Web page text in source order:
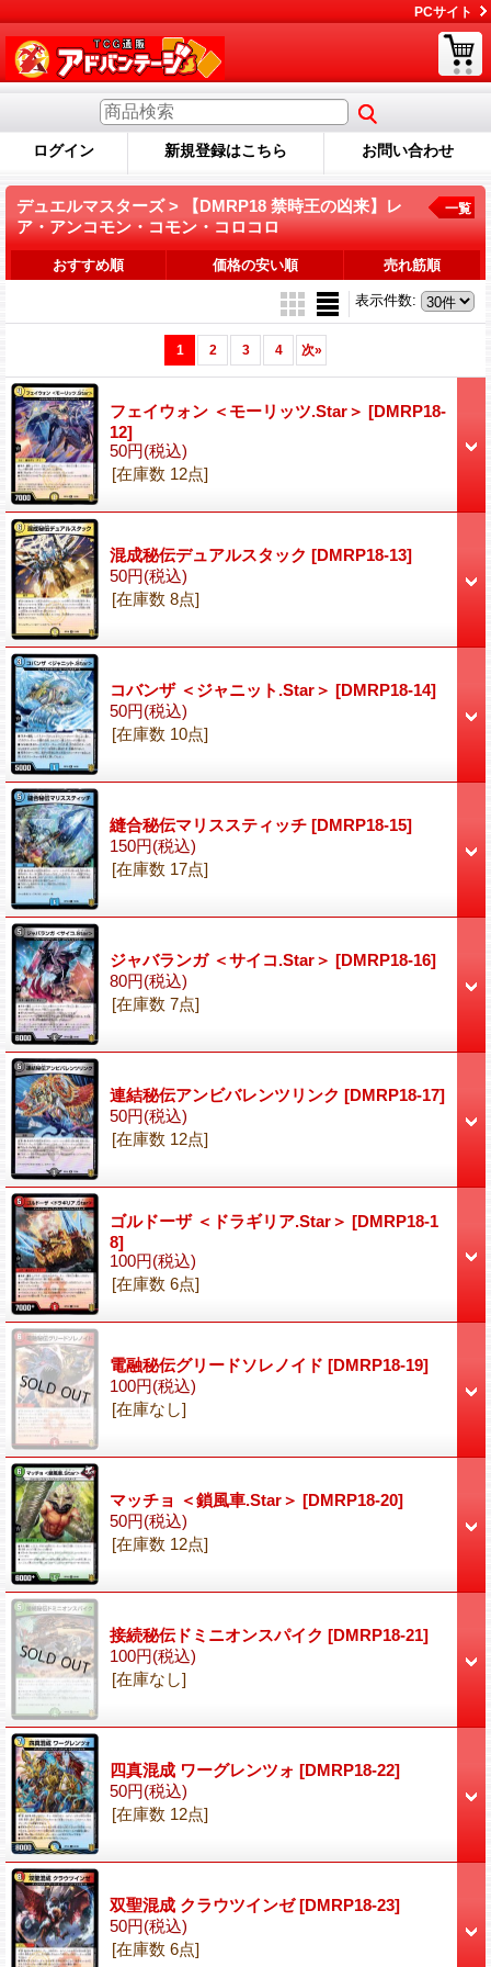
PCサイト
ログイン 新規登録はこちら お問い合わせ
デュエルマスターズ > 【DMRP18 禁時王の凶来】レ
ア・アンコモン・コモン・コロコロ
一覧
おすすめ順 価格の安い順 売れ筋順
表示件数:
1 2 3 4 次»
フェイウォン ＜モーリッツ.Star＞ [DMRP18-
12]
50円(税込)
[在庫数 12点]
混成秘伝デュアルスタック [DMRP18-13]
50円(税込)
[在庫数 8点]
コバンザ ＜ジャニット.Star＞ [DMRP18-14]
50円(税込)
[在庫数 10点]
縫合秘伝マリススティッチ [DMRP18-15]
150円(税込)
[在庫数 17点]
ジャバランガ ＜サイコ.Star＞ [DMRP18-16]
80円(税込)
[在庫数 7点]
連結秘伝アンビバレンツリンク [DMRP18-17]
50円(税込)
[在庫数 12点]
ゴルドーザ ＜ドラギリア.Star＞ [DMRP18-1
8]
100円(税込)
[在庫数 6点]
電融秘伝グリードソレノイド [DMRP18-19]
100円(税込)
[在庫なし]
マッチョ ＜鎖風車.Star＞ [DMRP18-20]
50円(税込)
[在庫数 12点]
接続秘伝ドミニオンスパイク [DMRP18-21]
100円(税込)
[在庫なし]
四真混成 ワーグレンツォ [DMRP18-22]
50円(税込)
[在庫数 12点]
双聖混成 クラウツインゼ[DMRP18-23]
50円(税込)
[在庫数 6点]